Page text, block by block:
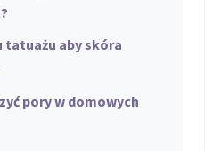
tatuażu aby skóra
pory w domowych